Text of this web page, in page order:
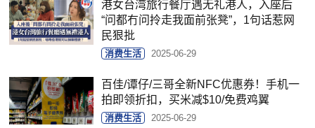
港女台湾旅行餐厅遇无礼港人，入座后
“问都冇问拎走我面前张凳”，1句话惹网
民狠批
消费生活 2025-06-29
百佳/谭仔/三哥全新NFC优惠券！手机一
拍即领折扣，买米减$10/免费鸡翼
消费生活 2025-06-29